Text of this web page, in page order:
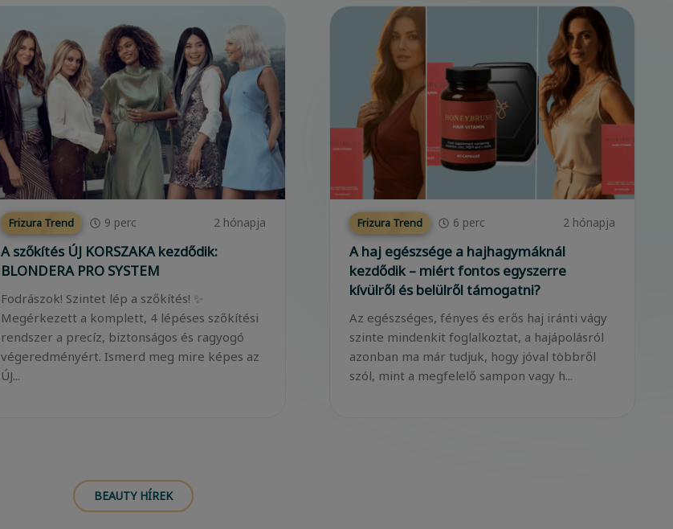
Életmód 7 perc 2 hónapja
Üzleti szemlélet, AI és modern marketing
– ilyen volt a BWNET Business Boost 2.0
Május 18-án újra összeértek azok a
gondolatok, szakmai nézőpontok és inspiráló
találkozások, amelyek ma egy modern
szépségipari vállalkozás fejlődésének alapját
jelentik....
Frizura Trend 5 perc 4 hónapja
Száraz, fénytelen haj? Így fiatalíthatod
meg egyetlen rutin segítségével
Az 50 feletti nők magabiztosak, tudatosak és
felszabadultak. A Kérastase Chronologiste
termékcsaládja a longevity szemléletre épít,
amely nem az időt próbálja visszafordí...
BEAUTY HÍREK